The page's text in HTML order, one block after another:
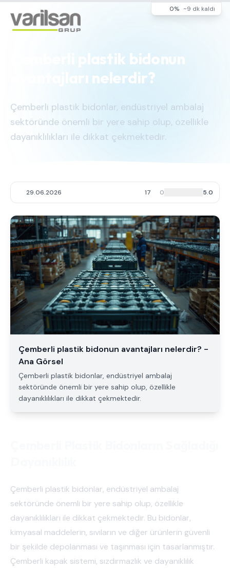
0% ~9 dk kaldı
Çemberli plastik bidonun
avantajları nelerdir?
Çemberli plastik bidonlar, endüstriyel ambalaj
sektöründe önemli bir yere sahip olup, özellikle
dayanıklılıkları ile dikkat çekmektedir.
29.06.2026 17 0 5.0
Çemberli plastik bidonun avantajları nelerdir? -
Ana Görsel
Çemberli plastik bidonlar, endüstriyel ambalaj
sektöründe önemli bir yere sahip olup, özellikle
dayanıklılıkları ile dikkat çekmektedir.
Çemberli plastik bidonlar, endüstriyel ambalaj
sektöründe önemli bir yere sahip olup, özellikle
dayanıklılıkları ile dikkat çekmektedir. Bu bidonlar,
kimyasal maddelerin, sıvıların ve diğer ürünlerin güvenli
bir şekilde depolanması ve taşınması için tasarlanmıştır.
Çemberli kapak sistemi, sızdırmazlık ve dayanıklılık